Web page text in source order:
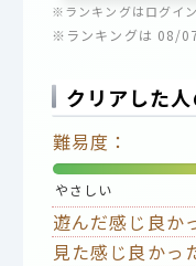
※ランキングはログイ
※ランキングは 08/
クリアした
難易度：
やさしい
遊んだ感じ良か
見た感じ良かっ